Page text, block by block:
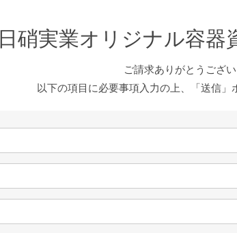
日硝実業オリジナル容器
ご請求ありがとうござい
以下の項目に必要事項入力の上、「送信」